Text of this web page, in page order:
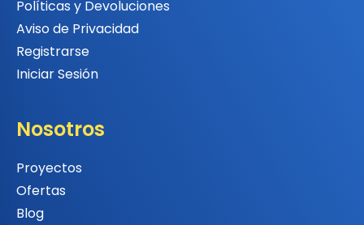
Políticas y Devoluciones
Aviso de Privacidad
Registrarse
Iniciar Sesión
Nosotros
Proyectos
Ofertas
Blog